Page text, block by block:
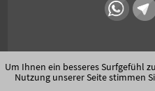
Um Ihnen ein besseres Surfgefühl
Nutzung unserer Seite stimmen